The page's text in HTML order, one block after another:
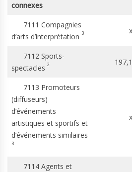
connexes
7111 Compagnies
d’arts d’interprétation 3 x
7112 Sports-
spectacles 2 197,1
7113 Promoteurs
(diffuseurs)
d’événements
artistiques et sportifs et
d’événements similaires
3
x
7114 Agents et